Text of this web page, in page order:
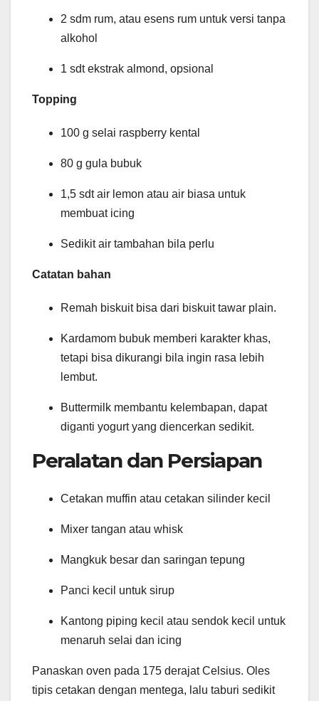
2 sdm rum, atau esens rum untuk versi tanpa
alkohol
1 sdt ekstrak almond, opsional
Topping
100 g selai raspberry kental
80 g gula bubuk
1,5 sdt air lemon atau air biasa untuk
membuat icing
Sedikit air tambahan bila perlu
Catatan bahan
Remah biskuit bisa dari biskuit tawar plain.
Kardamom bubuk memberi karakter khas,
tetapi bisa dikurangi bila ingin rasa lebih
lembut.
Buttermilk membantu kelembapan, dapat
diganti yogurt yang diencerkan sedikit.
Peralatan dan Persiapan
Cetakan muffin atau cetakan silinder kecil
Mixer tangan atau whisk
Mangkuk besar dan saringan tepung
Panci kecil untuk sirup
Kantong piping kecil atau sendok kecil untuk
menaruh selai dan icing
Panaskan oven pada 175 derajat Celsius. Oles
tipis cetakan dengan mentega, lalu taburi sedikit